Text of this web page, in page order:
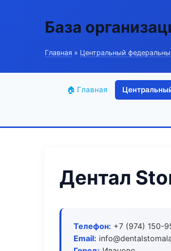
База
Главная » Центральный
🏠 Главная
Дентал
Телефон: +7 (974) 150-
Email: